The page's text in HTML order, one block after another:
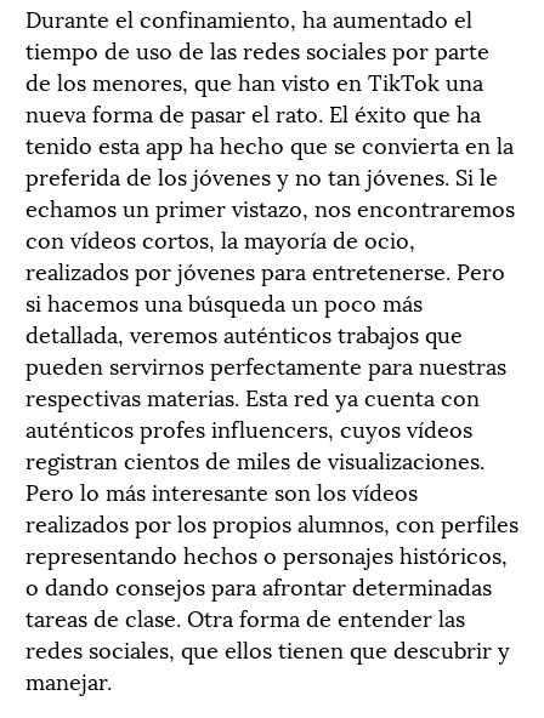
Durante el confinamiento, ha aumentado el
tiempo de uso de las redes sociales por parte
de los menores, que han visto en TikTok una
nueva forma de pasar el rato. El éxito que ha
tenido esta app ha hecho que se convierta en la
preferida de los jóvenes y no tan jóvenes. Si le
echamos un primer vistazo, nos encontraremos
con vídeos cortos, la mayoría de ocio,
realizados por jóvenes para entretenerse. Pero
si hacemos una búsqueda un poco más
detallada, veremos auténticos trabajos que
pueden servirnos perfectamente para nuestras
respectivas materias. Esta red ya cuenta con
auténticos profes influencers, cuyos vídeos
registran cientos de miles de visualizaciones.
Pero lo más interesante son los vídeos
realizados por los propios alumnos, con perfiles
representando hechos o personajes históricos,
o dando consejos para afrontar determinadas
tareas de clase. Otra forma de entender las
redes sociales, que ellos tienen que descubrir y
manejar.